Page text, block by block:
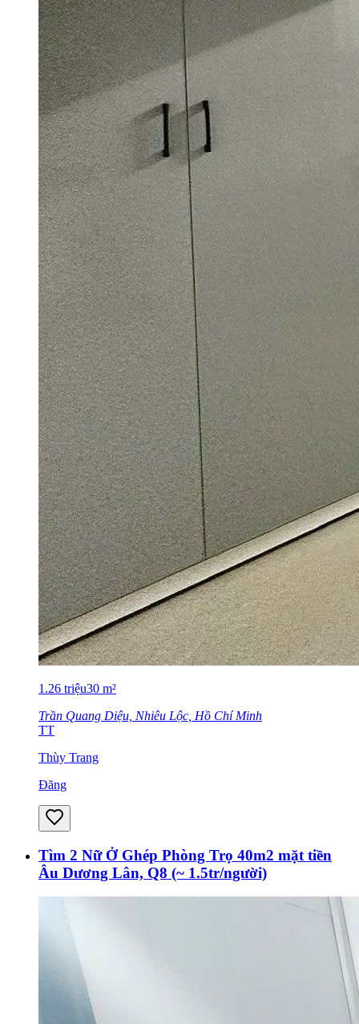
1.26 triệu30 m²
Trần Quang Diệu, Nhiêu Lộc, Hồ Chí Minh
TT
Thùy Trang
Đăng
Tìm 2 Nữ Ở Ghép Phòng Trọ 40m2 mặt tiền
Âu Dương Lân, Q8 (~ 1.5tr/người)